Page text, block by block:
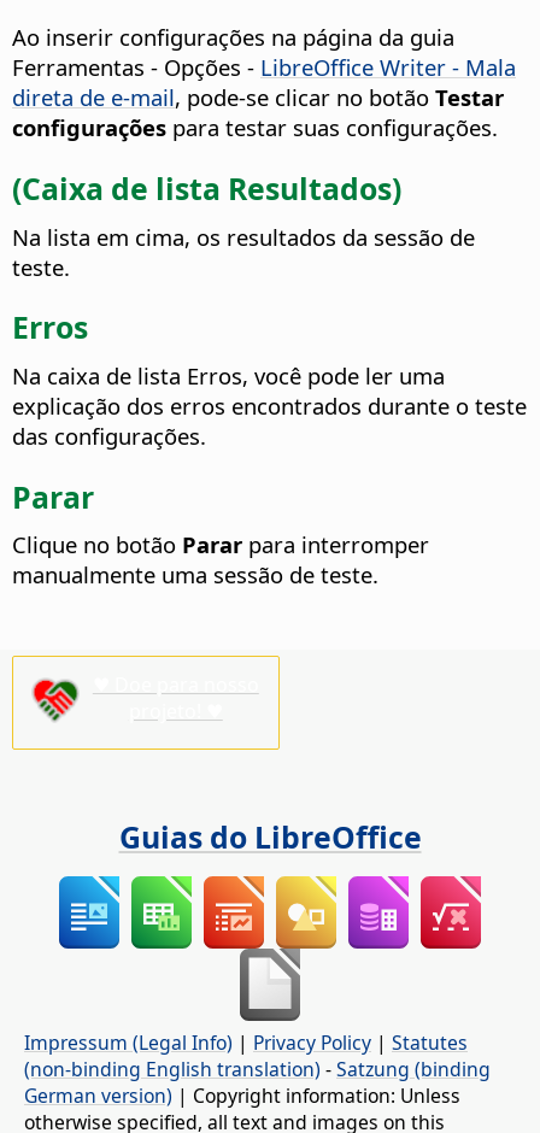
Ao inserir configurações na página da guia
Ferramentas - Opções - LibreOffice Writer - Mala
direta de e-mail, pode-se clicar no botão Testar
configurações para testar suas configurações.
(Caixa de lista Resultados)
Na lista em cima, os resultados da sessão de
teste.
Erros
Na caixa de lista Erros, você pode ler uma
explicação dos erros encontrados durante o teste
das configurações.
Parar
Clique no botão Parar para interromper
manualmente uma sessão de teste.
Guias do LibreOffice
Impressum (Legal Info) | Privacy Policy | Statutes
(non-binding English translation) -Satzung (binding
German version) | Copyright information: Unless
otherwise specified, all text and images on this